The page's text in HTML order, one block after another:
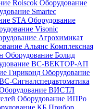
Roiscok Оборудование
Smartec
STA Оборудование
Visonic
Агрохимикат
Альянс Комплексная
Оборудование Болид
ВС-ВЕКТОР-АП
Гириконд Оборудование
Сигналспецавтоматика
ВИСТЛ
Оборудование ИПРо
КБ Прибор